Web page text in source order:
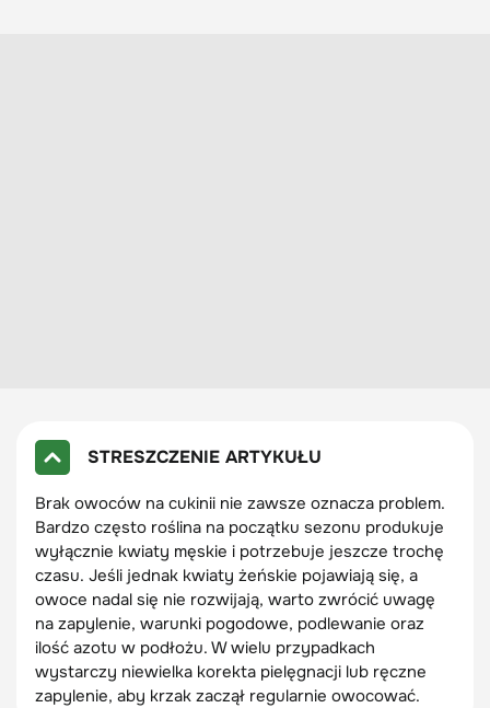
STRESZCZENIE ARTYKUŁU
Brak owoców na cukinii nie zawsze oznacza problem.
Bardzo często roślina na początku sezonu produkuje
wyłącznie kwiaty męskie i potrzebuje jeszcze trochę
czasu. Jeśli jednak kwiaty żeńskie pojawiają się, a
owoce nadal się nie rozwijają, warto zwrócić uwagę
na zapylenie, warunki pogodowe, podlewanie oraz
ilość azotu w podłożu. W wielu przypadkach
wystarczy niewielka korekta pielęgnacji lub ręczne
zapylenie, aby krzak zaczął regularnie owocować.